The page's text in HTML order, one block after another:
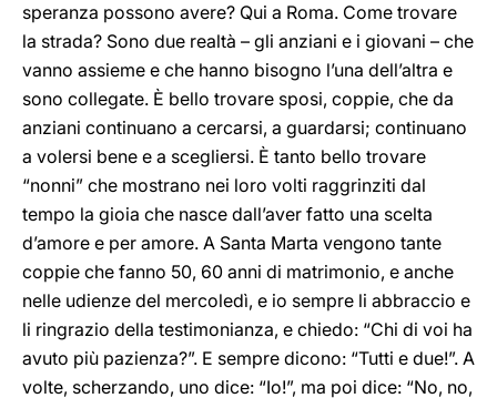
speranza possono avere? Qui a Roma. Come trovare
la strada? Sono due realtà – gli anziani e i giovani – che
vanno assieme e che hanno bisogno l’una dell’altra e
sono collegate. È bello trovare sposi, coppie, che da
anziani continuano a cercarsi, a guardarsi; continuano
a volersi bene e a scegliersi. È tanto bello trovare
“nonni” che mostrano nei loro volti raggrinziti dal
tempo la gioia che nasce dall’aver fatto una scelta
d’amore e per amore. A Santa Marta vengono tante
coppie che fanno 50, 60 anni di matrimonio, e anche
nelle udienze del mercoledì, e io sempre li abbraccio e
li ringrazio della testimonianza, e chiedo: “Chi di voi ha
avuto più pazienza?”. E sempre dicono: “Tutti e due!”. A
volte, scherzando, uno dice: “Io!”, ma poi dice: “No, no,